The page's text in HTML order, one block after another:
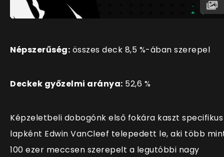
Népszerűség: összes deck 8,5 %-ában szerepel
Deckek győzelmi aránya: 52,6 %
Képzeletbeli dobogónk első fokára kaszt specifikus
lapként Edwin VanCleef telepedett le, aki több
100 ezer meccsen szerepelt a legutóbbi nagy